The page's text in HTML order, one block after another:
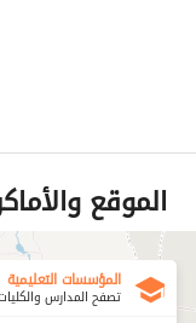
الموقع
المؤسسات التعليمية
تصفح المدارس